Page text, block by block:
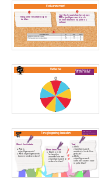
Evalueren maar!
Hang jullie resultaten op in
de klas.
Tip! Onderzoek hoe het zit met
het vrijwilligerswerk in de
andere klassen bij jullie op
school.
Reflectie Draai aan het rad en
bespreek de vraag!
Wereldoriëntatie
Wat is
vrijwilligerswerk?
Welk vrijwilligerswerk
kunnen kinderen doen?
Terugkoppeling lesdoelen
Woordenschat
Begrijp jij de
belangrijke
woorden die met
vrijwilligerswerk te
maken hebben?
Taal
Welk
vrijwilligerswerk
wordt veel in de klas
gedaan?
Welk
vrijwilligerswerk
komt niet zoveel voor
in jullie klas?
Heb jij de
lesdoelen behaald,
vind je?